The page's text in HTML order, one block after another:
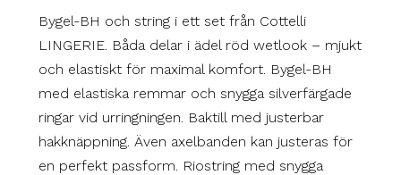
Bygel-BH och string i ett set från Cottelli
LINGERIE. Båda delar i ädel röd wetlook – mjukt
och elastiskt för maximal komfort. Bygel-BH
med elastiska remmar och snygga silverfärgade
ringar vid urringningen. Baktill med justerbar
hakknäppning. Även axelbanden kan justeras för
en perfekt passform. Riostring med snygga